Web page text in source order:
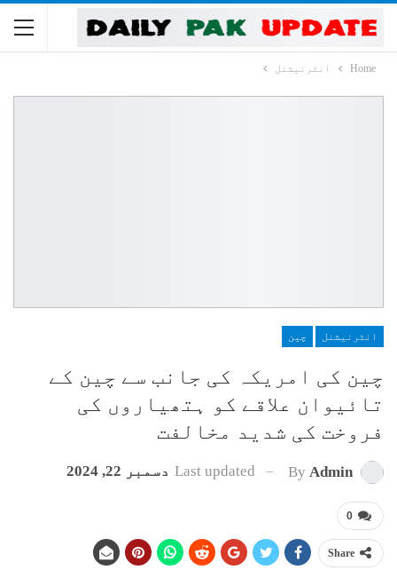
Home انٹرنیشنل
انٹرنیشنل چین
چین کی امریکہ کی جانب سے چین کے
تائیوان علاقے کو ہتھیاروں کی
فروخت کی شدید مخالفت
By Admin
Last updated دسمبر 22, 2024
0
Share